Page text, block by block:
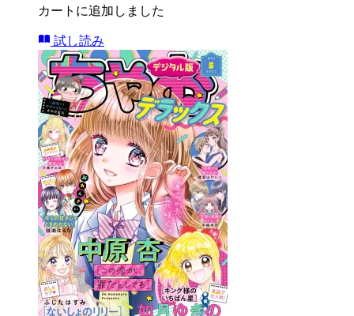
カートに追加しました
試し読み